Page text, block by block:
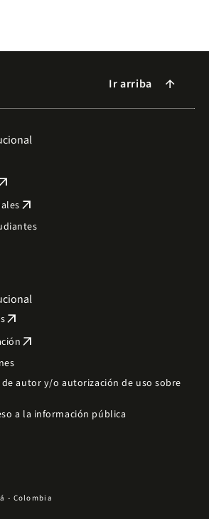
Ir arriba arrow_forward
arrow_outward
arrow_outward
arrow_outward
autor y/o autorización de uso sobre
a la información pública
- Colombia